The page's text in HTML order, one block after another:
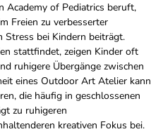
Academy of Pediatrics beruft,
Freien zu verbesserter
Stress bei Kindern beiträgt.
stattfindet, zeigen Kinder oft
ruhigere Übergänge zwischen
eines Outdoor Art Atelier kann
die häufig in geschlossenen
zu ruhigeren
kreativen Fokus bei.